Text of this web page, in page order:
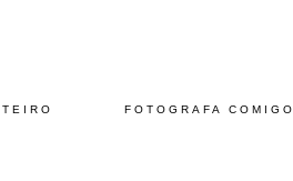
FOTOGRAFA COMIGO